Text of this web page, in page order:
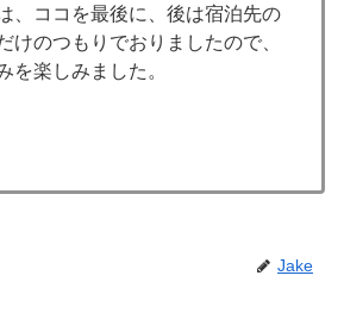
、ココを最後に、後は宿泊先の
けのつもりでおりましたので、
を楽しみました。
Jake